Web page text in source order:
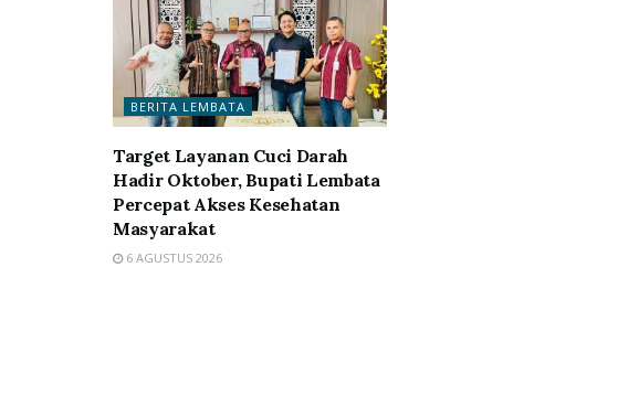
BERITA LEMBATA
Target Layanan Cuci Darah
Hadir Oktober, Bupati Lembata
Percepat Akses Kesehatan
Masyarakat
6 AGUSTUS 2026